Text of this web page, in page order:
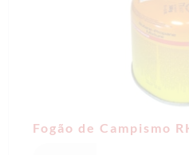
Fogão de Campismo